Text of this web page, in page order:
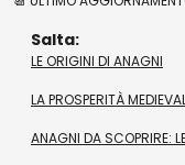
Salta:
LE ORIGINI DI ANAGNI
LA PROSPERITÀ
ANAGNI DA SCOPRIRE: